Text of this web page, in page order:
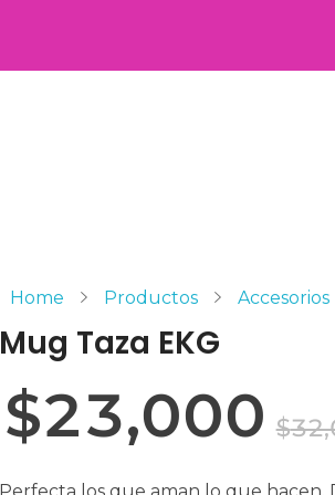
Home Productos Accesorios
Mug Taza EKG
$23,000 $